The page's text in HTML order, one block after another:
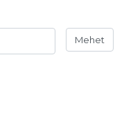
Mehet